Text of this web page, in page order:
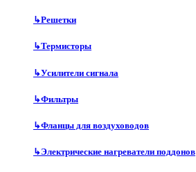
↳Решетки
↳Термисторы
↳Усилители сигнала
↳Фильтры
↳Фланцы для воздуховодов
↳Электрические нагреватели поддонов